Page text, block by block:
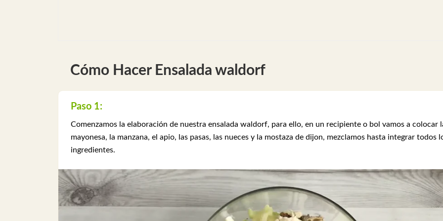
Cómo Hacer Ensalada waldorf
Paso 1:
Comenzamos la elaboración de nuestra ensalada waldorf, para ello, en un recipiente o bol vamos a colocar
mayonesa, la manzana, el apio, las pasas, las nueces y la mostaza de dijon, mezclamos hasta integrar todos
ingredientes.